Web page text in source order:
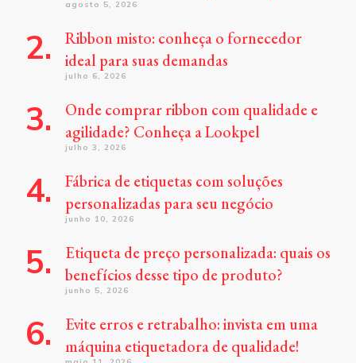
agosto 5, 2026
Ribbon misto: conheça o fornecedor
ideal para suas demandas
julho 6, 2026
Onde comprar ribbon com qualidade e
agilidade? Conheça a Lookpel
julho 3, 2026
Fábrica de etiquetas com soluções
personalizadas para seu negócio
junho 10, 2026
Etiqueta de preço personalizada: quais os
benefícios desse tipo de produto?
junho 5, 2026
Evite erros e retrabalho: invista em uma
máquina etiquetadora de qualidade!